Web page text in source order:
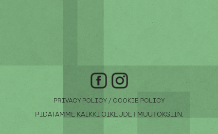
PRIVACY POLICY/ COOKIE POLICY
PIDÄTÄMME KAIKKI OIKEUDET MUUTOKSIIN.